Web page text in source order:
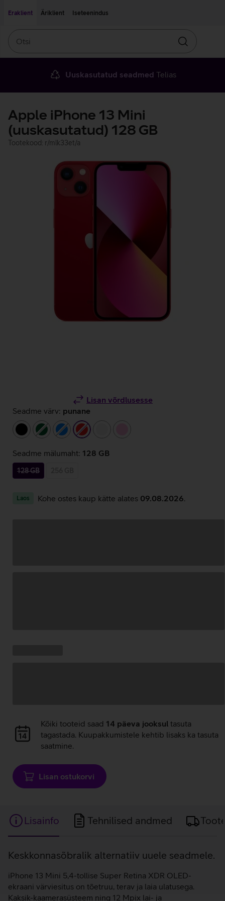
Eraklient
Äriklient Iseteenindus
Otsin
Uuskasutatud seadmed Telias
Apple iPhone 13 Mini
(uuskasutatud) 128 GB
Tootekood: r/mlk33et/a
Lisan võrdlusesse
Seadme värv: punane
musttumeroheline
sininepunane
Seadme mälumaht: 128 GB
128 GB
Laos Kohe ostes kaup kätte alates 09.08.2026
Andmete
laadimine
Kõiki tooteid saad 14 päeva jooksul tasuta
tagastada. Kuupakkumistele kehtib lisaks ka tasuta
saatmine.
Lisan ostukorvi
Lisainfo Tehnilised andmed
Lisainfo
Keskkonnasõbralik alternatiiv uuele seadmele.
iPhone 13 Mini 5,4-tollise Super Retina XDR OLED-
ekraani värviesitus on tõetruu, terav ja laia ulatusega.
Kaksik-kaamerasüsteem ning 12 Mpix lai- ja